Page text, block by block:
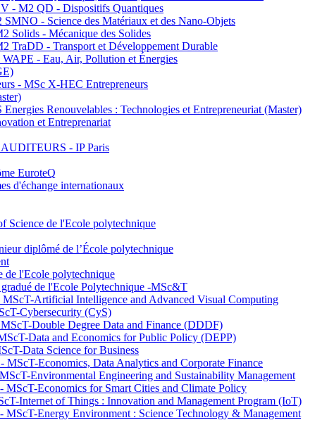
- M2 QD - Dispositifs Quantiques
- Science des Matériaux et des Nano-Objets
Solids - Mécanique des Solides
TraDD - Transport et Développement Durable
- Eau, Air, Pollution et Énergies
- MSc X-HEC Entrepreneurs
Renouvelables : Technologies et Entrepreneuriat (Master)
et Entreprenariat
- IP Paris
EuroteQ
d'échange internationaux
Science de l'Ecole polytechnique
diplômé de l’École polytechnique
l'Ecole polytechnique
de l'Ecole Polytechnique -MSc&T
Artificial Intelligence and Advanced Visual Computing
Cybersecurity (CyS)
Double Degree Data and Finance (DDDF)
Data and Economics for Public Policy (DEPP)
Data Science for Business
Economics, Data Analytics and Corporate Finance
Environmental Engineering and Sustainability Management
MScT-Economics for Smart Cities and Climate Policy
Internet of Things : Innovation and Management Program (IoT)
MScT-Energy Environment : Science Technology & Management